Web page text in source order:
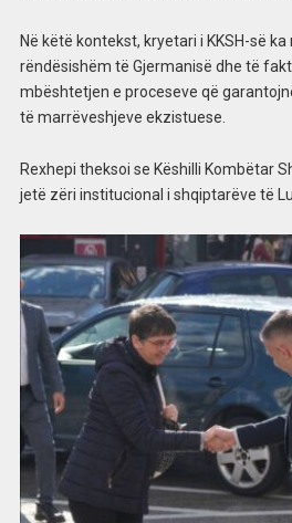
Në këtë kontekst, kryetari i KKSH-së
rëndësishëm të Gjermanisë dhe të
mbështetjen e proceseve që
të marrëveshjeve ekzistuese.
Rexhepi theksoi se Këshilli Kombëtar
jetë zëri institucional i shqiptarëve të